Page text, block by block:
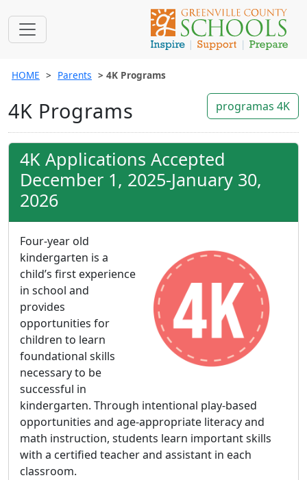
HOME Parents 4K Programs
programas 4K
4K Programs
4K Applications Accepted
December 1, 2025-January 30,
2026
Four-year old
kindergarten is a
child’s first experience
in school and
provides
opportunities for
children to learn
foundational skills
necessary to be
successful in
kindergarten. Through intentional play-based
opportunities and age-appropriate literacy and
math instruction, students learn important skills
with a certified teacher and assistant in each
classroom.